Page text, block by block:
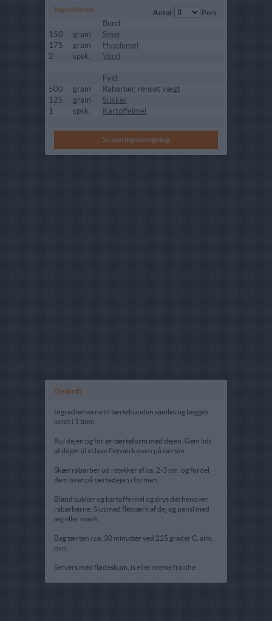
Ingredienser Antal: Pers.
Bund:
150
gram
Smør
175
gram
Hvedemel
2
spsk. Vand
Fyld:
500
gram
Rabarber, renset vægt
125
gram
Sukker
1
spsk. Kartoffelmel
Se næringsberegning
Opskrift
Ingredienserne til tærtebunden samles og lægges
koldt i 1 time.
Rul dejen og for en tærteform med dejen. Gem lidt
af dejen til at lave fletværk oven på tærten.
Skær rabarber ud i stykker af ca. 2-3 cm. og fordel
dem ovenpå tærtedejen i formen.
Bland sukker og kartoffelmel og drys det henover
rabarberne. Slut med fletværk af dej og pensl med
æg eller mælk.
Bag tærten i ca. 30 minutter ved 225 grader C. alm.
ovn.
Servers med flødeskum, is eller creme fraiche